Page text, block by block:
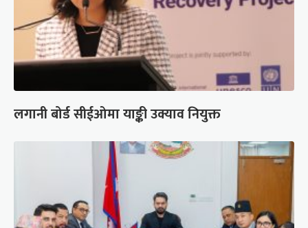
लगानी बोर्ड सीईओमा याङ्की उक्याव नियुक्त